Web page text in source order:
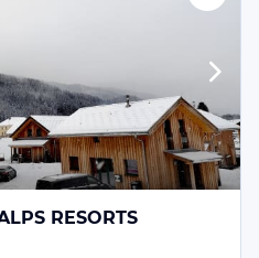
RESORTS